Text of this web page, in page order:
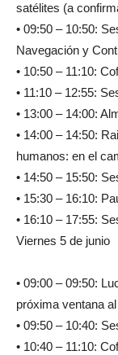
satélites (a
• 09:50 – 10:50:
Navegación y
• 10:50 – 11:10:
• 11:10 – 12:55:
• 13:00 – 14:00:
• 14:00 – 14:50:
humanos: en el
• 14:50 – 15:50:
• 15:30 – 16:10:
• 16:10 – 17:55:
Viernes 5 de junio
• 09:00 – 09:50:
próxima ventana
• 09:50 – 10:40:
• 10:40 – 11:10: